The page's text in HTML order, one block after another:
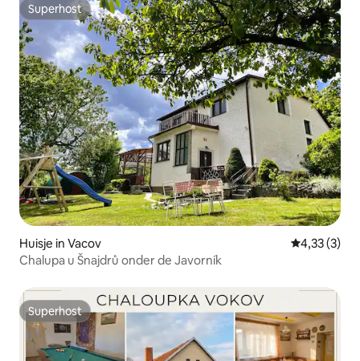
Superhost
Superhost
Huisje in Vacov
4,33 (3)
Chalupa u Šnajdrů onder de Javorník
Superhost
Superhost